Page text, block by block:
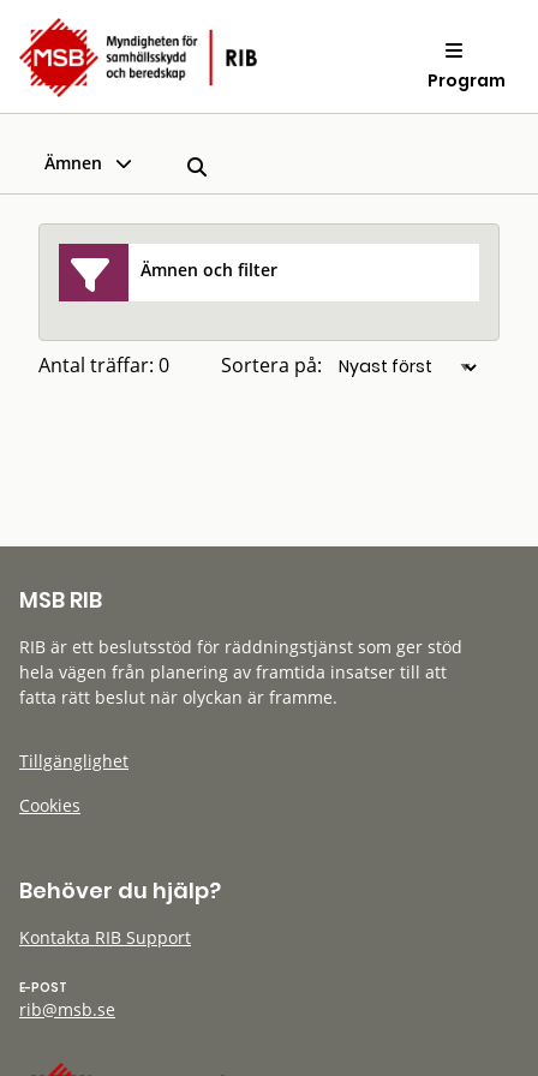
Program
Ämnen
Ämnen och filter
Antal träffar: 0 Sortera på:
MSB RIB
RIB är ett beslutsstöd för räddningstjänst som ger stöd
hela vägen från planering av framtida insatser till att
fatta rätt beslut när olyckan är framme.
Tillgänglighet
Cookies
Behöver du hjälp?
Kontakta RIB Support
E-POST
rib@msb.se